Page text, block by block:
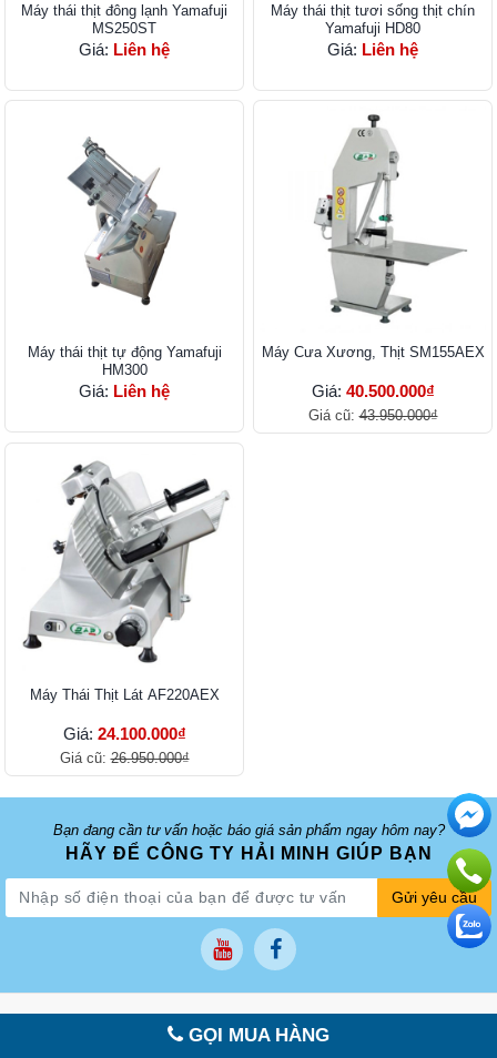
Máy thái thịt đông lạnh Yamafuji
MS250ST
Giá: Liên hệ
Máy thái thịt tươi sống thịt chín
Yamafuji HD80
Giá: Liên hệ
Máy thái thịt tự động Yamafuji
HM300
Giá: Liên hệ
Máy Cưa Xương, Thịt SM155AEX
Giá: 40.500.000₫
Giá cũ:43.950.000₫
Máy Thái Thịt Lát AF220AEX
Giá: 24.100.000₫
Giá cũ:26.950.000₫
Bạn đang cần tư vấn hoặc báo giá sản phẩm ngay hôm nay?
HÃY ĐỂ CÔNG TY HẢI MINH GIÚP BẠN
Gửi yêu cầu
Siêu thị Điện Máy Chính Hãng
NHÀ CUNG CẤP UY TÍN HÀNG ĐẦU: MÁY GIA DỤNG - THỰC
GỌI MUA HÀNG